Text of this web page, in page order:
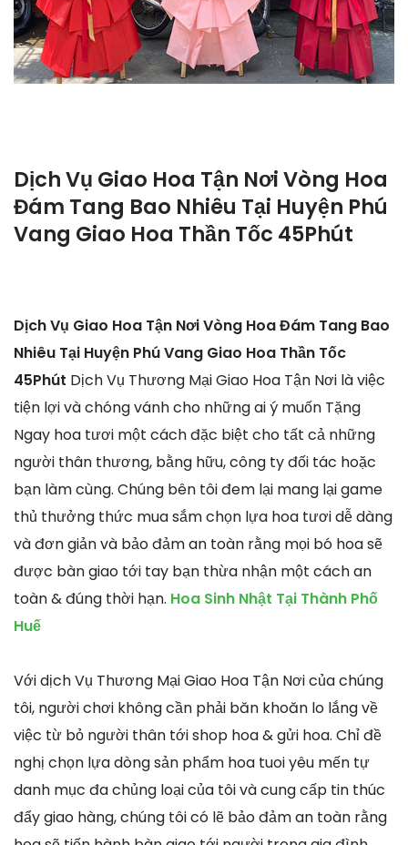
Dịch Vụ Giao Hoa Tận Nơi Vòng Hoa
Đám Tang Bao Nhiêu Tại Huyện Phú
Vang Giao Hoa Thần Tốc 45Phút
Dịch Vụ Giao Hoa Tận Nơi Vòng Hoa Đám Tang Bao
Nhiêu Tại Huyện Phú Vang Giao Hoa Thần Tốc
45Phút Dịch Vụ Thương Mại Giao Hoa Tận Nơi là việc
tiện lợi và chóng vánh cho những ai ý muốn Tặng
Ngay hoa tươi một cách đặc biệt cho tất cả những
người thân thương, bằng hữu, công ty đối tác hoặc
bạn làm cùng. Chúng bên tôi đem lại mang lại game
thủ thưởng thức mua sắm chọn lựa hoa tươi dễ dàng
và đơn giản và bảo đảm an toàn rằng mọi bó hoa sẽ
được bàn giao tới tay bạn thừa nhận một cách an
toàn & đúng thời hạn. Hoa Sinh Nhật Tại Thành Phố
Huế
Với dịch Vụ Thương Mại Giao Hoa Tận Nơi của chúng
tôi, người chơi không cần phải băn khoăn lo lắng về
việc từ bỏ người thân tới shop hoa & gửi hoa. Chỉ đề
nghị chọn lựa dòng sản phẩm hoa tuoi yêu mến tự
danh mục đa chủng loại của tôi và cung cấp tin thúc
đẩy giao hàng, chúng tôi có lẽ bảo đảm an toàn rằng